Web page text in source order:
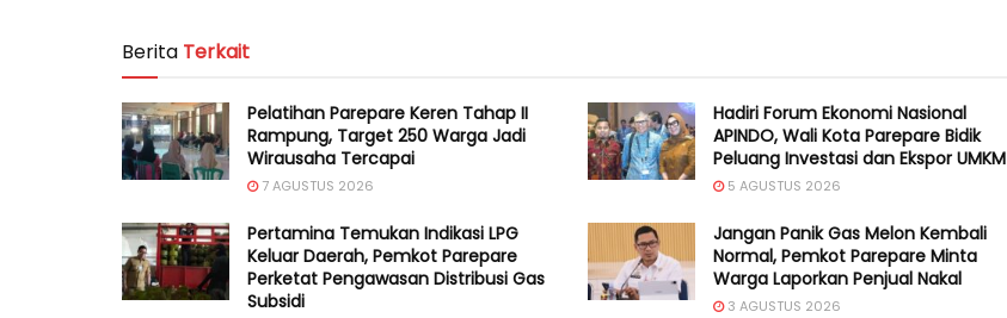
Berita Terkait
Pelatihan Parepare Keren Tahap II
Rampung, Target 250 Warga Jadi
Wirausaha Tercapai
7 AGUSTUS 2026
Hadiri Forum Ekonomi Nasional
APINDO, Wali Kota Parepare Bidik
Peluang Investasi dan Ekspor UMKM
5 AGUSTUS 2026
Pertamina Temukan Indikasi LPG
Keluar Daerah, Pemkot Parepare
Perketat Pengawasan Distribusi Gas
Subsidi
Jangan Panik Gas Melon Kembali
Normal, Pemkot Parepare Minta
Warga Laporkan Penjual Nakal
3 AGUSTUS 2026